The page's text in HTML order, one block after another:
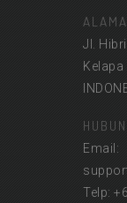
Jl.
Email:
Telp: